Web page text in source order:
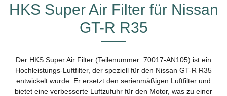
HKS Super Air Filter für Nissan
GT-R R35
Der HKS Super Air Filter (Teilenummer: 70017-AN105) ist ein
Hochleistungs-Luftfilter, der speziell für den Nissan GT-R R35
entwickelt wurde. Er ersetzt den serienmäßigen Luftfilter und
bietet eine verbesserte Luftzufuhr für den Motor, was zu einer